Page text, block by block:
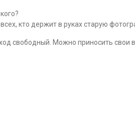
кто держит в руках старую
свободный. Можно приносить свои